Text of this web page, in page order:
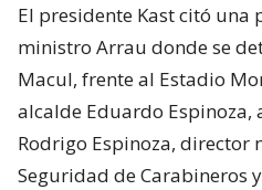
El presidente Kast citó una
ministro Arrau donde se
Macul, frente al Estadio
alcalde Eduardo Espinoza,
Rodrigo Espinoza, director
Seguridad de Carabineros